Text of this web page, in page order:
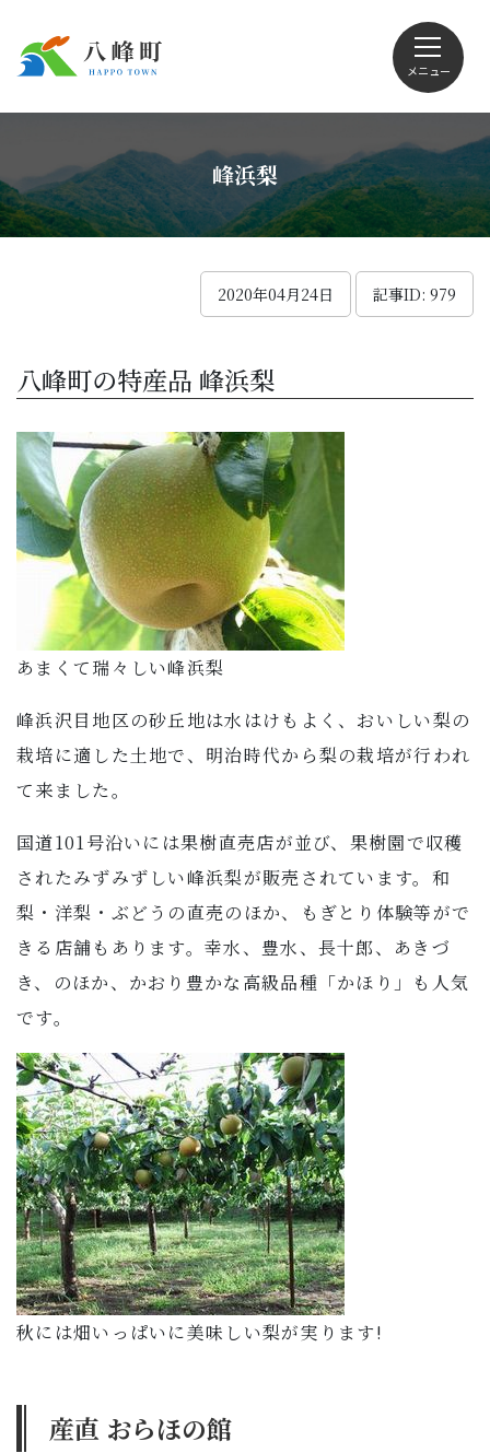
メニュー
Foreign language
くらしの情報
観光
子育て・教育
移住・定住
ビジネス・産業
行政情報
峰浜梨
2020年04月24日 記事ID: 979
八峰町の特産品 峰浜梨
あまくて瑞々しい峰浜梨
峰浜沢目地区の砂丘地は水はけもよく、おいしい梨の
栽培に適した土地で、明治時代から梨の栽培が行われ
て来ました。
国道101号沿いには果樹直売店が並び、果樹園で収穫
されたみずみずしい峰浜梨が販売されています。和
梨・洋梨・ぶどうの直売のほか、もぎとり体験等がで
きる店舗もあります。幸水、豊水、長十郎、あきづ
き、のほか、かおり豊かな高級品種「かほり」も人気
です。
秋には畑いっぱいに美味しい梨が実ります!
産直 おらほの館